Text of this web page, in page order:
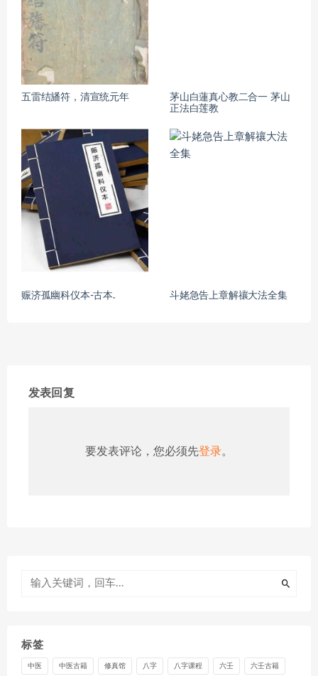
五雷结旙符，清宣统元年
茅山白蓮真心教二合一 茅山
正法白莲教
赈济孤幽科仪本-古本. 斗姥急告上章解禳大法全集
发表回复
要发表评论，您必须先登录。
标签
中医 中医古籍 修真馆 八字 八字课程 六壬 六壬古籍